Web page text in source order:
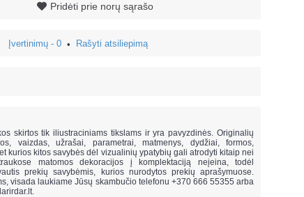
Pridėti prie norų sąrašo
Įvertinimų - 0 • Rašyti atsiliepimą
skirtos tik iliustraciniams tikslams ir yra pavyzdinės. Originalių
vaizdas, užrašai, parametrai, matmenys, dydžiai, formos,
kurios kitos savybės dėl vizualinių ypatybių gali atrodyti kitaip nei
matomos dekoracijos į komplektaciją neįeina,todėl
prekių savybėmis, kurios nurodytos prekių aprašymuose.
visada laukiame Jūsų skambučio telefonu +370 666 55355 arba
.